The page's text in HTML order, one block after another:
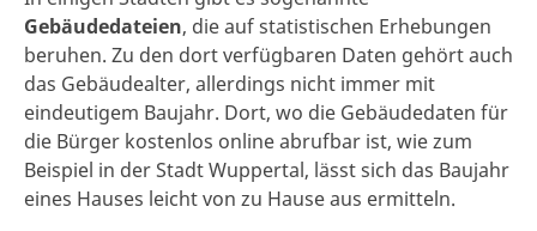
Gebäudedateien, die auf statistischen Erhebungen
beruhen. Zu den dort verfügbaren Daten gehört auch
das Gebäudealter, allerdings nicht immer mit
eindeutigem Baujahr. Dort, wo die Gebäudedaten für
die Bürger kostenlos online abrufbar ist, wie zum
Beispiel in der Stadt Wuppertal, lässt sich das Baujahr
eines Hauses leicht von zu Hause aus ermitteln.